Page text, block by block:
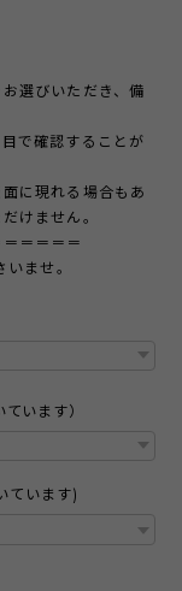
選びいただき、備
で確認することが
に現れる場合もあ
けません。
＝＝＝＝
ませ。
います）
ています)